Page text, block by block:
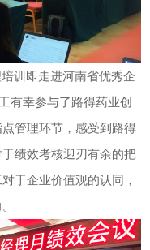
训即走进河南省优秀企
有幸参与了路得药业创
管理环节，感受到路得
绩效考核迎刃有余的把
于企业价值观的认同，